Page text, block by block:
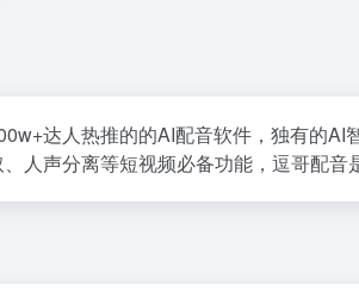
达人热推的的AI配音软件，独有的
人声分离等短视频必备功能，逗哥配音